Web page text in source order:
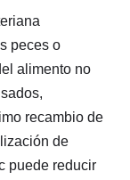
peces o
alimento no
recambio de
de
puede reducir